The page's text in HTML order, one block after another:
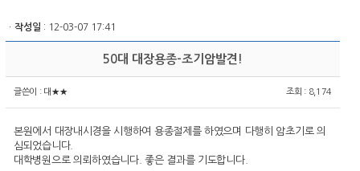
ㆍ 작성일 : 12-03-07 17:41
50대 대장용종-조기암발견!
글쓴이 : 대★★ 조회 : 8,174
본원에서 대장내시경을 시행하여 용종절제를 하였으며 다행히 암초기로 의
심되었습니다.
대학병원으로 의뢰하였습니다. 좋은 결과를 기도합니다.